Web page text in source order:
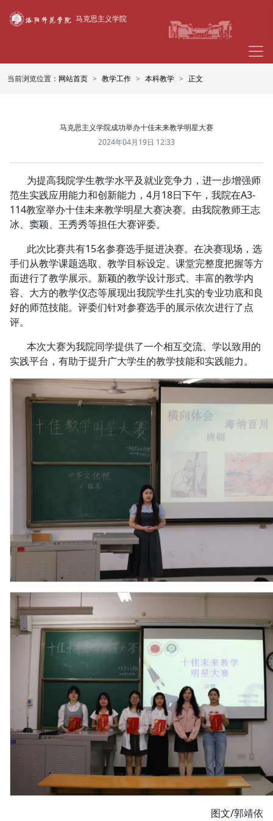
马克思主义学院
当前浏览位置： 网站首页 教学工作 本科教学 正文
马克思主义学院成功举办十佳未来教学明星大赛
2024年04月19日 12:33
为提高我院学生教学水平及就业竞争力，进一步增强师
范生实践应用能力和创新能力，4月18日下午，我院在A3-
114教室举办十佳未来教学明星大赛决赛。由我院教师王志
冰、窦颖、王秀秀等担任大赛评委。
此次比赛共有15名参赛选手挺进决赛。在决赛现场，选
手们从教学课题选取、教学目标设定、课堂完整度把握等方
面进行了教学展示。新颖的教学设计形式、丰富的教学内
容、大方的教学仪态等展现出我院学生扎实的专业功底和良
好的师范技能。评委们针对参赛选手的展示依次进行了点
评。
本次大赛为我院同学提供了一个相互交流、学以致用的
实践平台，有助于提升广大学生的教学技能和实践能力。
图文/郭靖依